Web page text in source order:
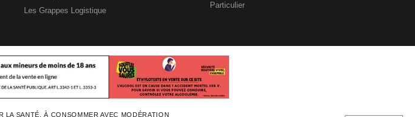
Les Grappes Logistique
Particulier
LA SANTÉ, À CONSOMMER AVEC MODÉRATION